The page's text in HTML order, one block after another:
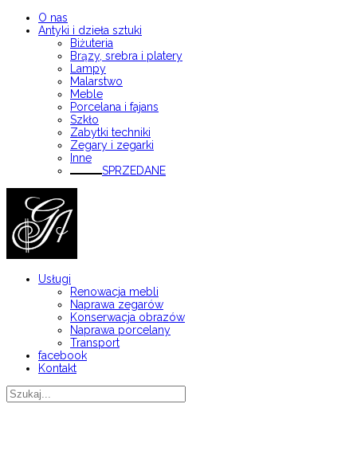
O nas
Antyki i dzieła sztuki
Biżuteria
Brązy, srebra i platery
Lampy
Malarstwo
Meble
Porcelana i fajans
Szkło
Zabytki techniki
Zegary i zegarki
Inne
SPRZEDANE
Usługi
Renowacja mebli
Naprawa zegarów
Konserwacja obrazów
Naprawa porcelany
Transport
facebook
Kontakt